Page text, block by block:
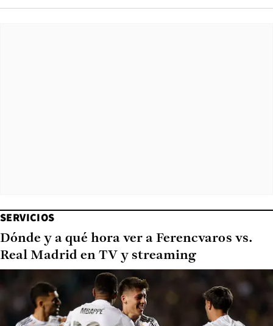
SERVICIOS
Dónde y a qué hora ver a Ferencvaros vs.
Real Madrid en TV y streaming